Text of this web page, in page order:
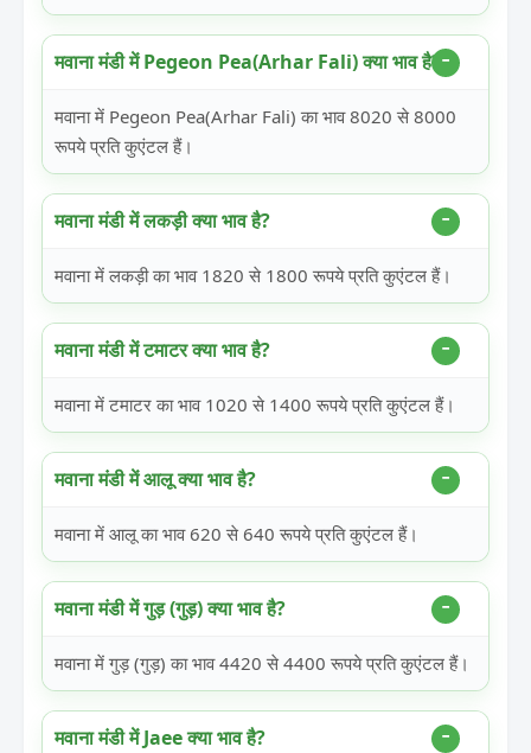
मवाना मंडी में Pegeon Pea(Arhar Fali) क्या भाव है?
मवाना में Pegeon Pea(Arhar Fali) का भाव 8020 से 8000
रूपये प्रति कुएंटल हैं।
मवाना मंडी में लकड़ी क्या भाव है?
मवाना में लकड़ी का भाव 1820 से 1800 रूपये प्रति कुएंटल हैं।
मवाना मंडी में टमाटर क्या भाव है?
मवाना में टमाटर का भाव 1020 से 1400 रूपये प्रति कुएंटल हैं।
मवाना मंडी में आलू क्या भाव है?
मवाना में आलू का भाव 620 से 640 रूपये प्रति कुएंटल हैं।
मवाना मंडी में गुड़ (गुड़) क्या भाव है?
मवाना में गुड़ (गुड़) का भाव 4420 से 4400 रूपये प्रति कुएंटल हैं।
मवाना मंडी में Jaee क्या भाव है?